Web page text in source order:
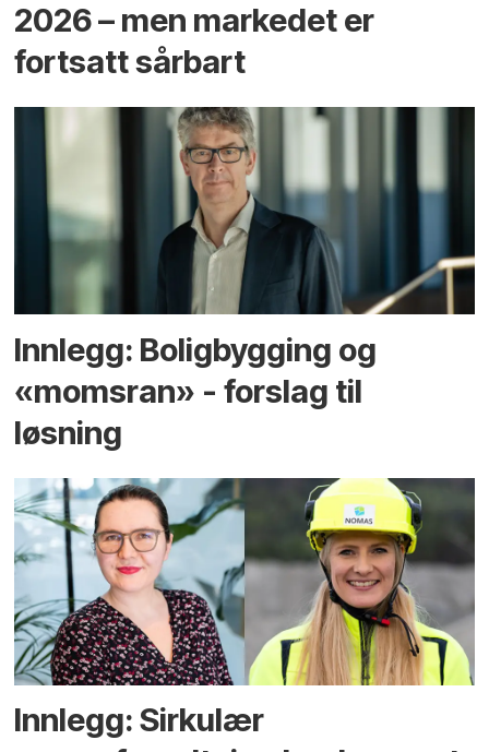
2026 – men markedet er
fortsatt sårbart
Innlegg: Boligbygging og
«momsran» - forslag til
løsning
Innlegg: Sirkulær